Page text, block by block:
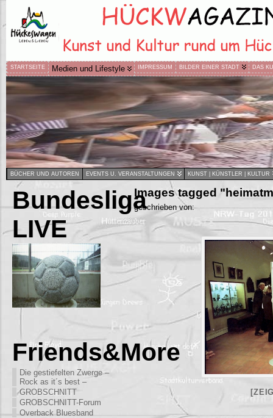
STARTSEITE Medien und Lifestyle IMPRESSUM BILDER EINER STADT DAS
BÜCHER UND AUTOREN EVENTS U. VERANSTALTUNGEN KUNST | KÜNSTLER | KULTUR
Bundesliga
LIVE
Friends&More
Die gestiefelten Zwerge –
Rock as it´s best –
GROBSCHNITT
GROBSCHNITT-Forum
Overback Bluesband
Images tagged
geschrieben von: